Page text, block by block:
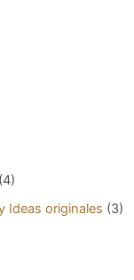
(4)
Ideas originales (3)